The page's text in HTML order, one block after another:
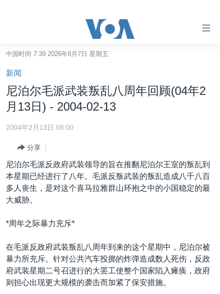
碍
链
接
跳
内
转
到
导
航
检
索
中国
国际
最新国际新闻
印太
中东
欧洲
非洲
美洲
全球议题
分类新闻
经济·金融·贸易
人权·法律·宗教
科教·文娱·体健
军事
劳工
环境
美中关系
热点专题
白宫要闻
国会报道
美中关系
美国建国250周年
VOA视频
VOA今日焦点
中文广播
关注我们
中国时间 7:39 2026年8月7日 星期五
新闻
尼泊尔毛派武装叛乱八周年回顾(04年2
月13日) - 2004-02-13
2004年2月13日 08:00
分享
尼泊尔毛派反政府武装领导的旨在推翻尼泊尔王室的叛乱到
本星期已经进行了八年。毛派反叛武装的叛乱造成八千八百
多人丧生，是对这个喜马拉雅群山环抱之中的小国稳定的最
大威胁。
*周年之际暴力充斥*
在毛派反政府武装叛乱八周年到来的这个星期中，尼泊尔被
暴力所充斥。针对公共汽车投掷的炸弹造成数人死伤，反政
府武装星期二号召进行的大罢工使整个国家陷入瘫痪，政府
则担心出现更大规模的袭击而加紧了保安措施。